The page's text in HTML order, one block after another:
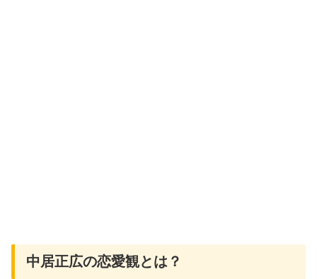
中居正広の恋愛観とは？